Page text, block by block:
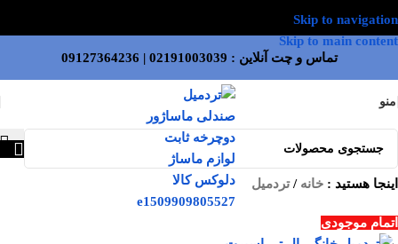
Skip to navigation
Skip to main content
تماس و چت آنلاین : 02191003039
|
09127364236
منو
اینجا هستید : خانه /تردمیل
اتمام موجودی